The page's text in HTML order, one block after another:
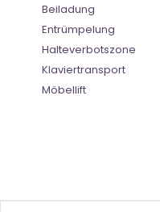
Beiladung
Entrümpelung
Halteverbotszone
Klaviertransport
Möbellift